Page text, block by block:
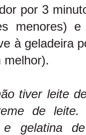
por 3
menores)
à geladeira
melhor).
tiver leite
de
gelatina